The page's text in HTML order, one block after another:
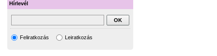
Hírlevél
Feliratkozás Leiratkozás